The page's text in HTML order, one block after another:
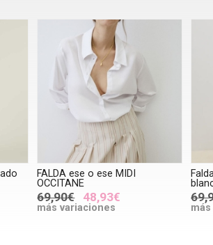
FALDA ese o ese MIDI
OCCITANE
69,90€ 48,93€
más variaciones